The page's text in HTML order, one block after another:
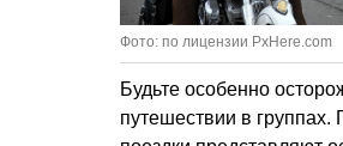
Фото: по лицензии PxHere.com
Будьте особенно
путешествии в группах.